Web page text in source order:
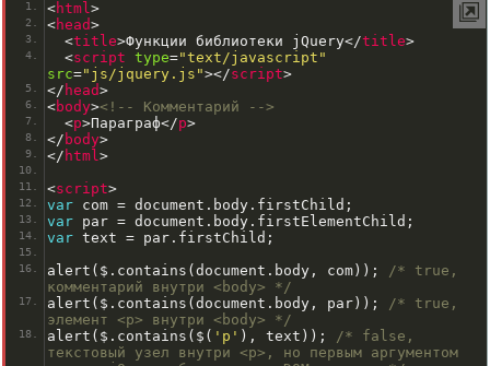
<html>
<head>
<title>Функции библиотеки jQuery</title>
<script type="text/javascript"
src="js/jquery.js"></script>
</ head>
<body><!-- Комментарий -->
<p>Параграф</p>
</ body>
</ html>
<script>
var com = document . body . firstChild ;
var par = document . body . firstElementChild ;
var text = par . firstChild ;
alert ( $ . contains ( document . body , com ));
/* true,
комментарий внутри <body> */
alert ( $ . contains ( document . body , par ));
/* true,
элемент <p> внутри <body> */
alert ( $ . contains ( $ ( 'p' ), text ));
/* false,
текстовый узел внутри <p>, но первым аргументом